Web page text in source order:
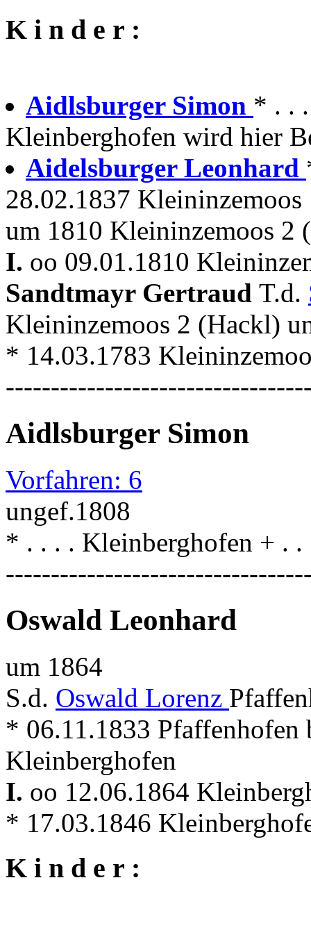
K i n d e r :
Aidlsburger Simon * . .
Kleinberghofen wird hier
Aidelsburger Leonhard
28.02.1837 Kleininzemoos
um 1810 Kleininzemoos 2
I. oo 09.01.1810
Sandtmayr Gertraud T.d.
Kleininzemoos 2 (Hackl)
* 14.03.1783
Aidlsburger Simon
Vorfahren: 6
ungef.1808
* . . . . Kleinberghofen + .
Oswald Leonhard
um 1864
S.d. Oswald Lorenz
* 06.11.1833
Kleinberghofen
I. oo 12.06.1864
* 17.03.1846
K i n d e r :